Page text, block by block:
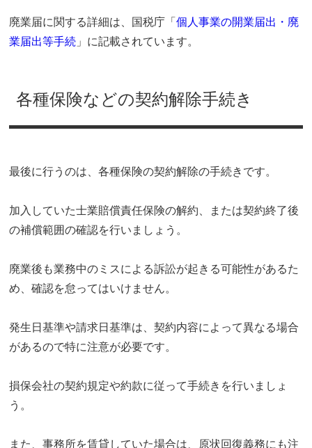
廃業届に関する詳細は、国税庁「個人事業の開業届出・廃
業届出等手続 」に記載されています。
各種保険などの契約解除手続き
最後に行うのは、各種保険の契約解除の手続きです。
加入していた士業賠償責任保険の解約、または契約終了後
の補償範囲の確認を行いましょう。
廃業後も業務中のミスによる訴訟が起きる可能性があるた
め、確認を怠ってはいけません。
発生日基準や請求日基準は、契約内容によって異なる場合
があるので特に注意が必要です。
損保会社の契約規定や約款に従って手続きを行いましょ
う。
また、事務所を賃貸していた場合は、原状回復義務にも注